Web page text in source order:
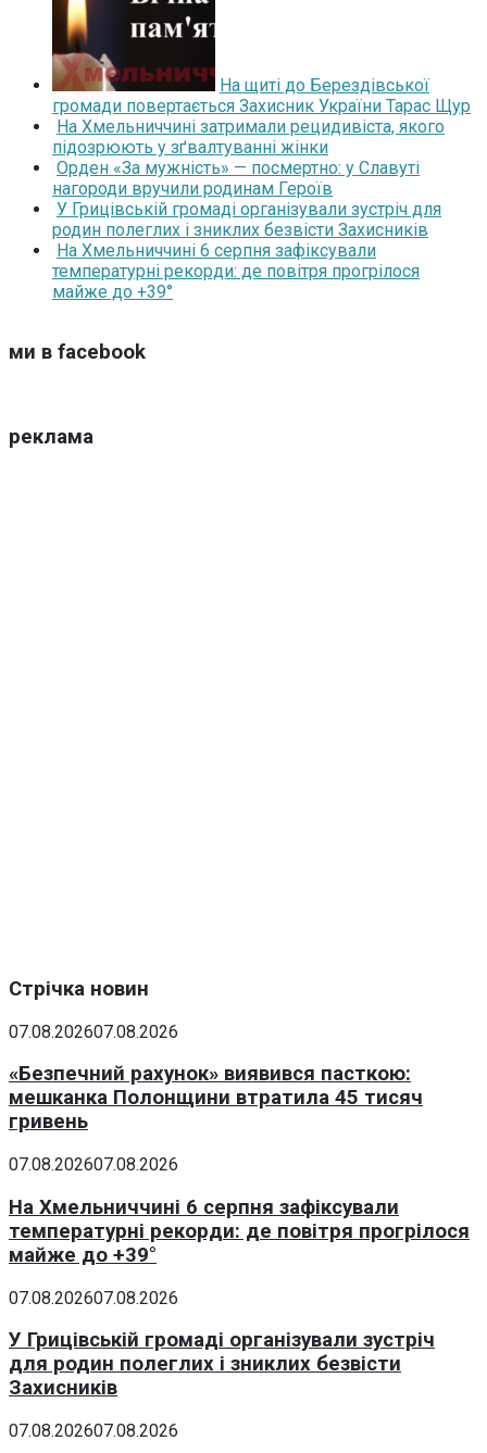
На щиті до Берездівської
громади повертається Захисник України Тарас Щур
На Хмельниччині затримали рецидивіста, якого
підозрюють у зґвалтуванні жінки
Орден «За мужність» — посмертно: у Славуті
нагороди вручили родинам Героїв
У Грицівській громаді організували зустріч для
родин полеглих і зниклих безвісти Захисників
На Хмельниччині 6 серпня зафіксували
температурні рекорди: де повітря прогрілося
майже до +39°
ми в facebook
реклама
Стрічка новин
07.08.202607.08.2026
«Безпечний рахунок» виявився пасткою:
мешканка Полонщини втратила 45 тисяч
гривень
07.08.202607.08.2026
На Хмельниччині 6 серпня зафіксували
температурні рекорди: де повітря прогрілося
майже до +39°
07.08.202607.08.2026
У Грицівській громаді організували зустріч
для родин полеглих і зниклих безвісти
Захисників
07.08.202607.08.2026